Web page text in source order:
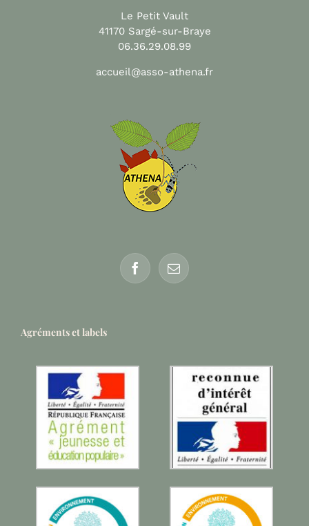
Le Petit Vault
41170 Sargé-sur-Braye
06.36.29.08.99
accueil@asso-athena.fr
Agréments et labels